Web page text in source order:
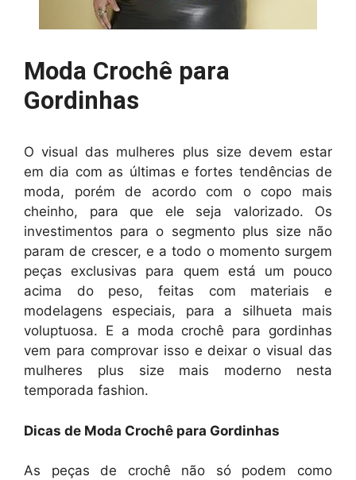
Moda Crochê para
Gordinhas
O visual das mulheres plus size devem estar
em dia com as últimas e fortes tendências de
moda, porém de acordo com o copo mais
cheinho, para que ele seja valorizado. Os
investimentos para o segmento plus size não
param de crescer, e a todo o momento surgem
peças exclusivas para quem está um pouco
acima do peso, feitas com materiais e
modelagens especiais, para a silhueta mais
voluptuosa. E a moda crochê para gordinhas
vem para comprovar isso e deixar o visual das
mulheres plus size mais moderno nesta
temporada fashion.
Dicas de Moda Crochê para Gordinhas
As peças de crochê não só podem como